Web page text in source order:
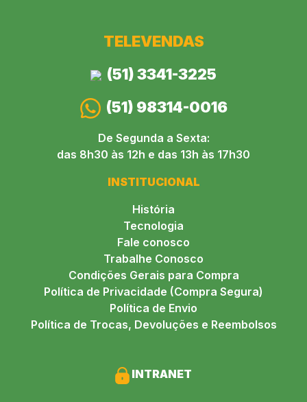
TELEVENDAS
(51) 3341-3225
(51) 98314-0016
De Segunda a Sexta:
das 8h30 às 12h e das 13h às 17h30
INSTITUCIONAL
História
Tecnologia
Fale conosco
Trabalhe Conosco
Condições Gerais para Compra
Política de Privacidade (Compra Segura)
Política de Envio
Política de Trocas, Devoluções e Reembolsos
INTRANET